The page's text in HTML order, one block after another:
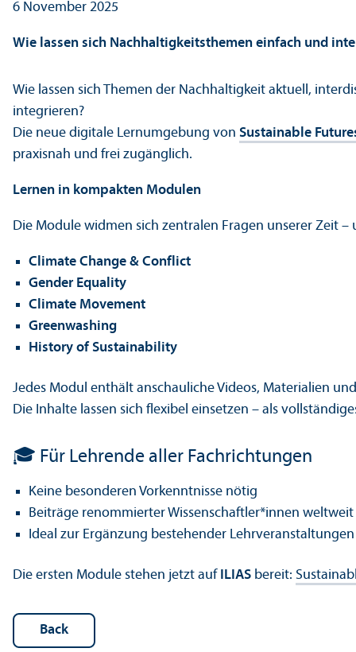
6 November 2025
Wie lassen sich Nachhaltigkeitsthemen einfach und
Wie lassen sich Themen der Nachhaltigkeit aktuell,
integrieren?
Die neue digitale Lernumgebung von Sustainable
praxisnah und frei zugänglich.
Lernen in kompakten Modulen
Die Module widmen sich zentralen Fragen unserer Zeit –
Climate Change & Conflict
Gender Equality
Climate Movement
Greenwashing
History of Sustainability
Jedes Modul enthält anschauliche Videos, Materialien
Die Inhalte lassen sich flexibel einsetzen – als
🎓 Für Lehrende aller Fachrichtungen
Keine besonderen Vorkenntnisse nötig
Beiträge renommierter Wissenschaftler*innen weltweit
Ideal zur Ergänzung bestehender Lehrveranstaltungen
Die ersten Module stehen jetzt auf ILIAS bereit:
Back